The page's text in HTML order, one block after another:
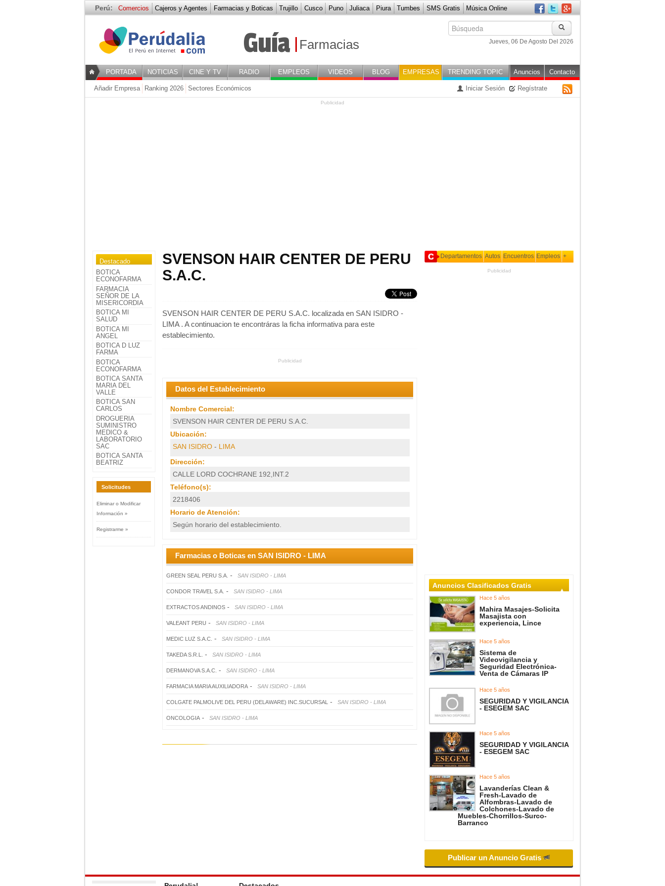
Perú: Comercios Cajeros y Agentes Farmacias y Boticas Trujillo Cusco Puno Juliaca Piura Tumbes SMS Gratis Música Online
Guía Farmacias Jueves, 06 De Agosto Del 2026
PORTADA NOTICIAS CINE Y TV RADIO EMPLEOS VIDEOS BLOG EMPRESAS TRENDING TOPIC Contacto
Anuncios
Añadir Empresa Ranking 2026 Sectores Económicos Iniciar Sesión Regístrate
Publicidad
Destacado
BOTICA
ECONOFARMA
FARMACIA
SEÑOR DE LA
MISERICORDIA
BOTICA MI
SALUD
BOTICA MI
ANGEL
BOTICA D LUZ
FARMA
BOTICA
ECONOFARMA
BOTICA SANTA
MARIA DEL
VALLE
BOTICA SAN
CARLOS
DROGUERIA
SUMINISTRO
MEDICO &
LABORATORIO
SAC
BOTICA SANTA
BEATRIZ
Solicitudes
Eliminar o Modificar
Información »
Registrarme »
SVENSON HAIR CENTER DE PERU
S.A.C.
SVENSON HAIR CENTER DE PERU S.A.C. localizada en SAN ISIDRO -
LIMA . A continuacion te encontráras la ficha informativa para este
establecimiento.
Publicidad
Datos del Establecimiento
Nombre Comercial:
SVENSON HAIR CENTER DE PERU S.A.C.
Ubicación:
SAN ISIDRO- LIMA
Dirección:
CALLE LORD COCHRANE 192,INT.2
Teléfono(s):
2218406
Horario de Atención:
Según horario del establecimiento.
Farmacias o Boticas en SAN ISIDRO - LIMA
GREEN SEAL PERU S.A. - SAN ISIDRO - LIMA
CONDOR TRAVEL S.A. - SAN ISIDRO - LIMA
EXTRACTOS ANDINOS - SAN ISIDRO - LIMA
VALEANT PERU - SAN ISIDRO - LIMA
MEDIC LUZ S.A.C. - SAN ISIDRO - LIMA
TAKEDA S.R.L. - SAN ISIDRO - LIMA
DERMANOVA S.A.C. - SAN ISIDRO - LIMA
FARMACIA MARIA AUXILIADORA - SAN ISIDRO - LIMA
COLGATE PALMOLIVE DEL PERU (DELAWARE) INC.SUCURSAL - SAN ISIDRO - LIMA
ONCOLOGIA - SAN ISIDRO - LIMA
Departamentos Autos Encuentros Empleos +
Publicidad
Anuncios Clasificados Gratis
Hace 5 años
Mahira Masajes-Solicita
Masajista con
experiencia, Lince
Hace 5 años
Sistema de
Videovigilancia y
Seguridad Electrónica-
Venta de Cámaras IP
Hace 5 años
SEGURIDAD Y VIGILANCIA
- ESEGEM SAC
Hace 5 años
SEGURIDAD Y VIGILANCIA
- ESEGEM SAC
Hace 5 años
Lavanderías Clean &
Fresh-Lavado de
Alfombras-Lavado de
Colchones-Lavado de
Muebles-Chorrillos-Surco-
Barranco
Publicar un Anuncio Gratis